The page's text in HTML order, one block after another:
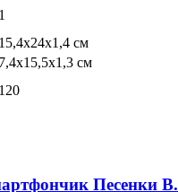
1
15,4х24х1,4 см
7,4х15,5х1,3 см
120
Песенки В.